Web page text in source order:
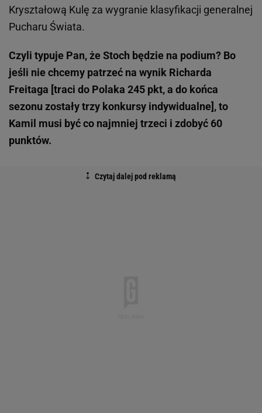
Kryształową Kulę za wygranie klasyfikacji generalnej
Pucharu Świata.
Czyli typuje Pan, że Stoch będzie na podium? Bo
jeśli nie chcemy patrzeć na wynik Richarda
Freitaga [traci do Polaka 245 pkt, a do końca
sezonu zostały trzy konkursy indywidualne], to
Kamil musi być co najmniej trzeci i zdobyć 60
punktów.